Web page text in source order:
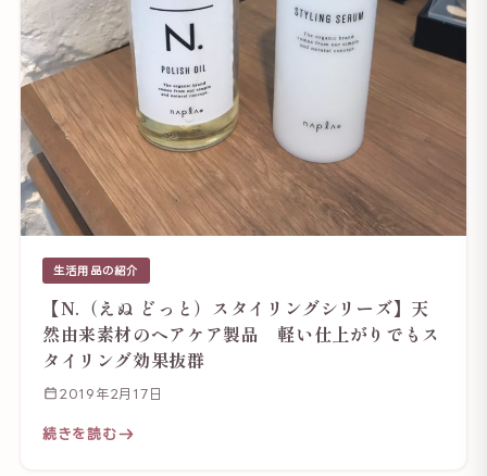
生活用品の紹介
【N.（えぬ どっと）スタイリングシリーズ】天
然由来素材のヘアケア製品 軽い仕上がりでもス
タイリング効果抜群
2019年2月17日
続きを読む